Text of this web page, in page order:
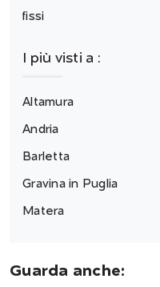
fissi
I più visti a :
Altamura
Andria
Barletta
Gravina in Puglia
Matera
Guarda anche: